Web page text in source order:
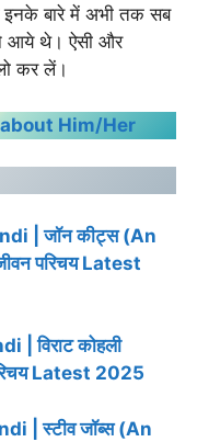
बारे में अभी तक सब
आये थे। ऐसी और
कर लें।
Him/Her
| जॉन कीट्स (An
परिचय Latest
विराट कोहली
Latest 2025
| स्टीव जॉब्स (An